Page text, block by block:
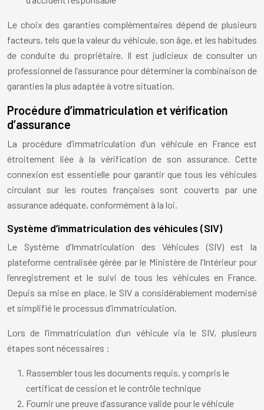
Le choix des garanties complémentaires dépend de plusieurs
facteurs, tels que la valeur du véhicule, son âge, et les habitudes
de conduite du propriétaire. Il est judicieux de consulter un
professionnel de l’assurance pour déterminer la combinaison de
garanties la plus adaptée à votre situation.
Procédure d’immatriculation et vérification
d’assurance
La procédure d’immatriculation d’un véhicule en France est
étroitement liée à la vérification de son assurance. Cette
connexion est essentielle pour garantir que tous les véhicules
circulant sur les routes françaises sont couverts par une
assurance adéquate, conformément à la loi.
Système d’immatriculation des véhicules (SIV)
Le Système d’Immatriculation des Véhicules (SIV) est la
plateforme centralisée gérée par le Ministère de l’Intérieur pour
l’enregistrement et le suivi de tous les véhicules en France.
Depuis sa mise en place, le SIV a considérablement modernisé
et simplifié le processus d’immatriculation.
Lors de l’immatriculation d’un véhicule via le SIV, plusieurs
étapes sont nécessaires :
Rassembler tous les documents requis, y compris le
certificat de cession et le contrôle technique
Fournir une preuve d’assurance valide pour le véhicule